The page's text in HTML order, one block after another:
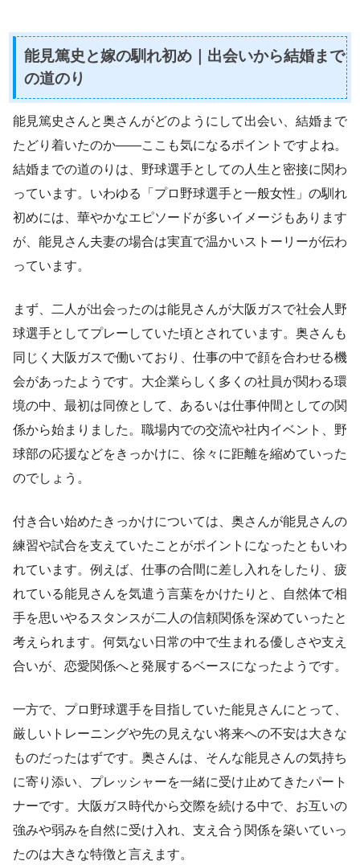
能見篤史と嫁の馴れ初め｜出会いから結婚まで
の道のり
能見篤史さんと奥さんがどのようにして出会い、結婚まで
たどり着いたのか――ここも気になるポイントですよね。
結婚までの道のりは、野球選手としての人生と密接に関わ
っています。いわゆる「プロ野球選手と一般女性」の馴れ
初めには、華やかなエピソードが多いイメージもあります
が、能見さん夫妻の場合は実直で温かいストーリーが伝わ
っています。
まず、二人が出会ったのは能見さんが大阪ガスで社会人野
球選手としてプレーしていた頃とされています。奥さんも
同じく大阪ガスで働いており、仕事の中で顔を合わせる機
会があったようです。大企業らしく多くの社員が関わる環
境の中、最初は同僚として、あるいは仕事仲間としての関
係から始まりました。職場内での交流や社内イベント、野
球部の応援などをきっかけに、徐々に距離を縮めていった
のでしょう。
付き合い始めたきっかけについては、奥さんが能見さんの
練習や試合を支えていたことがポイントになったともいわ
れています。例えば、仕事の合間に差し入れをしたり、疲
れている能見さんを気遣う言葉をかけたりと、自然体で相
手を思いやるスタンスが二人の信頼関係を深めていったと
考えられます。何気ない日常の中で生まれる優しさや支え
合いが、恋愛関係へと発展するベースになったようです。
一方で、プロ野球選手を目指していた能見さんにとって、
厳しいトレーニングや先の見えない将来への不安は大きな
ものだったはずです。奥さんは、そんな能見さんの気持ち
に寄り添い、プレッシャーを一緒に受け止めてきたパート
ナーです。大阪ガス時代から交際を続ける中で、お互いの
強みや弱みを自然に受け入れ、支え合う関係を築いていっ
たのは大きな特徴と言えます。